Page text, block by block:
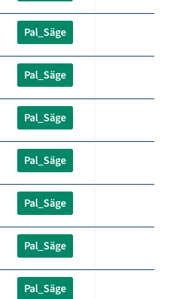
Pal_Säge
Pal_Säge
Pal_Säge
Pal_Säge
Pal_Säge
Pal_Säge
Pal_Säge